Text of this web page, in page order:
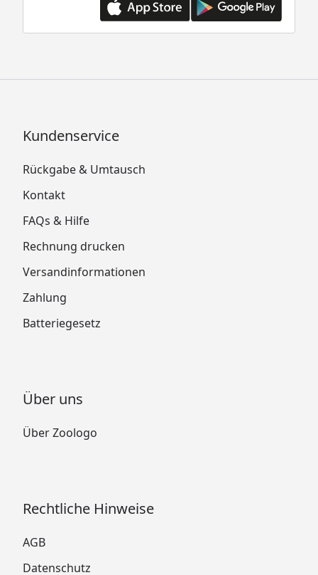
Kundenservice
Rückgabe & Umtausch
Kontakt
FAQs & Hilfe
Rechnung drucken
Versandinformationen
Zahlung
Batteriegesetz
Über uns
Über Zoologo
Rechtliche Hinweise
AGB
Datenschutz